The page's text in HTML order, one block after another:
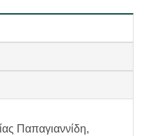
Παπαγιαννίδη,